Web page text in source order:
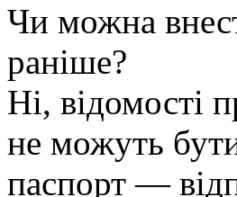
Чи можна
раніше?
Ні, відомості
не можуть
паспорт —